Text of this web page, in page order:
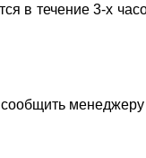
в течение 3-х